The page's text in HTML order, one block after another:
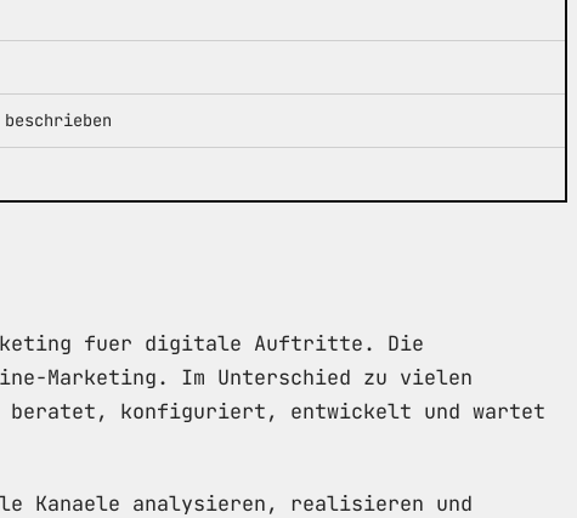
fuer digitale Auftritte. Die
Marketing. Im Unterschied zu vielen
beratet, konfiguriert, entwickelt und wartet
Kanaele analysieren, realisieren und